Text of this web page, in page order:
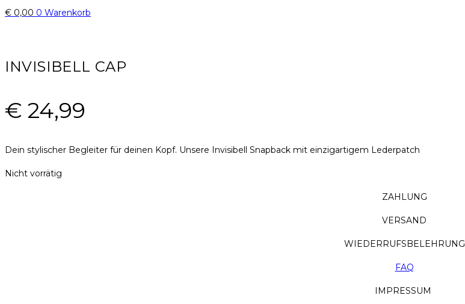
€ 0,00 0 Warenkorb
INVISIBELL CAP
€ 24,99
Dein stylischer Begleiter für deinen Kopf. Unsere Invisibell Snapback mit einzigartigem Lederpatch
Nicht vorrätig
ZAHLUNG
VERSAND
WIEDERRUFSBELEHRUNG
FAQ
IMPRESSUM